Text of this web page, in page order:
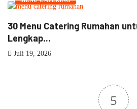
30 Menu Catering Rumahan
Lengkap...
Juli 19, 2026
5